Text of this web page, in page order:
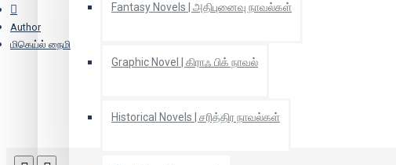
Fantasy Novels | அதிபுனைவு நாவல்கள்
Graphic Novel | கிராஃ பிக் நாவல்
Historical Novels | சரித்திர நாவல்கள்
Author
மிகெய்ல் நைமி